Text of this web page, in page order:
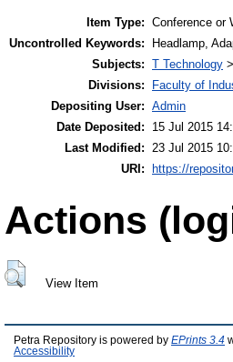
Item Type: Conference or
Uncontrolled Keywords:
Headlamp,
Subjects: T Technology >
Divisions:
Faculty of
Depositing User: Admin
Date Deposited:
15 Jul 2015
Last Modified: 23 Jul 2015
URI:
https://
Actions
View Item
Petra Repository is powered by EPrints 3.4
Accessibility